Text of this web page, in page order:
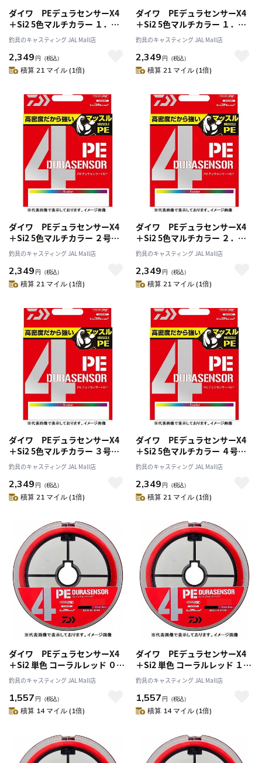
ダイワ PEデュラセンサーX4
＋Si2 5色マルチカラー １．２
号－300m
釣具のキャスティング JAL Mall店
2,349 円 （税込）
積算 21 マイル (1倍)
ダイワ PEデュラセンサーX4
＋Si2 5色マルチカラー １．５
号－300m
釣具のキャスティング JAL Mall店
2,349 円 （税込）
積算 21 マイル (1倍)
ダイワ PEデュラセンサーX4
＋Si2 5色マルチカラー ２号－
300m
釣具のキャスティング JAL Mall店
2,349 円 （税込）
積算 21 マイル (1倍)
ダイワ PEデュラセンサーX4
＋Si2 5色マルチカラー ２．５
号－300m
釣具のキャスティング JAL Mall店
2,349 円 （税込）
積算 21 マイル (1倍)
ダイワ PEデュラセンサーX4
＋Si2 5色マルチカラー ３号－
300m
釣具のキャスティング JAL Mall店
2,349 円 （税込）
積算 21 マイル (1倍)
ダイワ PEデュラセンサーX4
＋Si2 5色マルチカラー ４号－
300m
釣具のキャスティング JAL Mall店
2,349 円 （税込）
積算 21 マイル (1倍)
ダイワ PEデュラセンサーX4
＋Si2 単色 コーラルレッド ０．
８号－２００m
釣具のキャスティング JAL Mall店
1,557 円 （税込）
積算 14 マイル (1倍)
ダイワ PEデュラセンサーX4
＋Si2 単色 コーラルレッド １．
２号－２００m
釣具のキャスティング JAL Mall店
1,557 円 （税込）
積算 14 マイル (1倍)